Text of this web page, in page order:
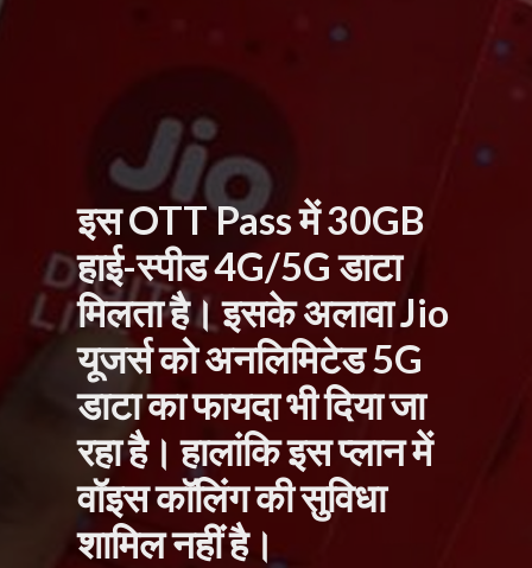
इस OTT Pass में 30GB
हाई-स्पीड 4G/5G डाटा
मिलता है। इसके अलावा Jio
यूजर्स को अनलिमिटेड 5G
डाटा का फायदा भी दिया जा
रहा है। हालांकि इस प्लान में
वॉइस कॉलिंग की सुविधा
शामिल नहीं है।